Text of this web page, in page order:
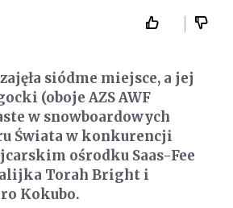
siódme miejsce, a jej
(oboje AZS AWF
w snowboardowych
Świata w konkurencji
ośrodku Saas-Fee
Torah Bright i
Kokubo.